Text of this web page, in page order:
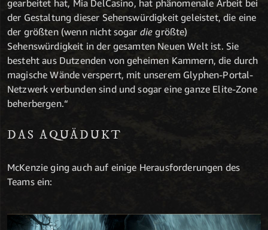
gearbeitet hat, Mia DelCasino, hat phänomenale Arbeit bei
der Gestaltung dieser Sehenswürdigkeit geleistet, die eine
der größten (wenn nicht sogar die größte)
Sehenswürdigkeit in der gesamten Neuen Welt ist. Sie
besteht aus Dutzenden von geheimen Kammern, die durch
magische Wände versperrt, mit unserem Glyphen-Portal-
Netzwerk verbunden sind und sogar eine ganze Elite-Zone
beherbergen.“
DAS AQUÄDUKT
McKenzie ging auch auf einige Herausforderungen des
Teams ein: